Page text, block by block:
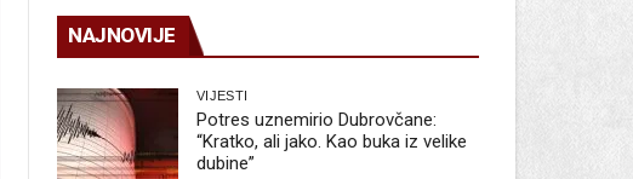
NAJNOVIJE
VIJESTI
Potres uznemirio Dubrovčane:
“Kratko, ali jako. Kao buka iz velike
dubine”